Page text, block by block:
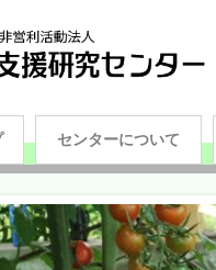
センターについて